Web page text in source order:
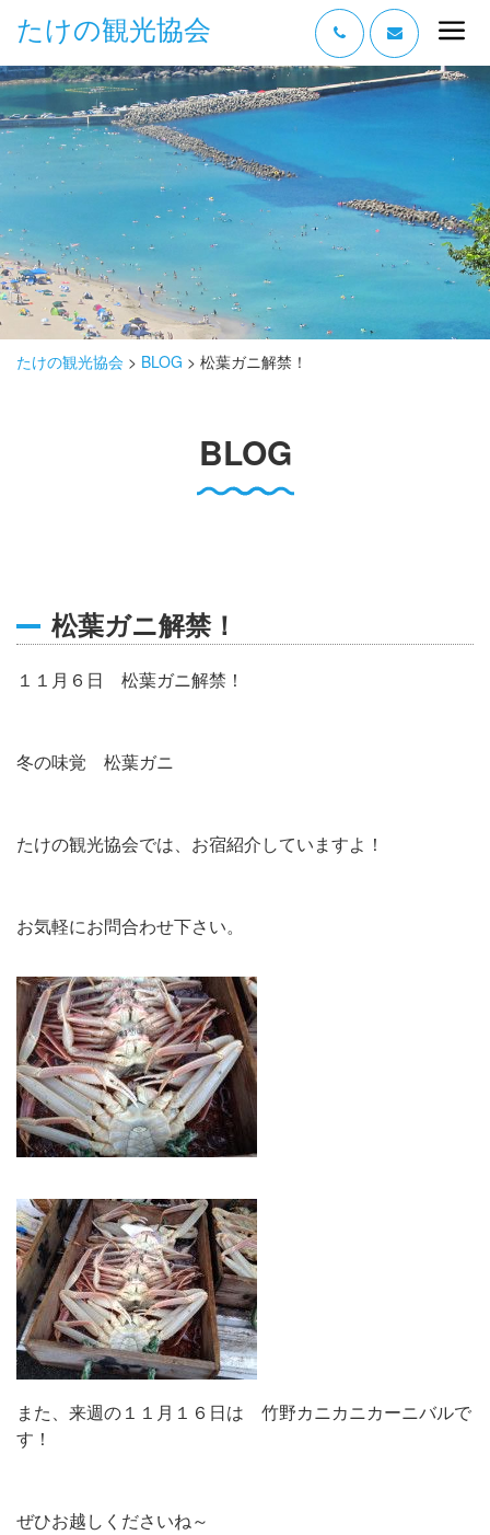
たけの観光協会
“たけの” の魅力
過ごし方
みどころ
泊まる
おみやげ
お電話受付時間 9:00〜17:00
たけの観光協会 > BLOG > 松葉ガニ解禁！
BLOG
松葉ガニ解禁！
１１月６日 松葉ガニ解禁！
冬の味覚 松葉ガニ
たけの観光協会では、お宿紹介していますよ！
お気軽にお問合わせ下さい。
また、来週の１１月１６日は 竹野カニカニカーニバルで
す！
ぜひお越しくださいね～